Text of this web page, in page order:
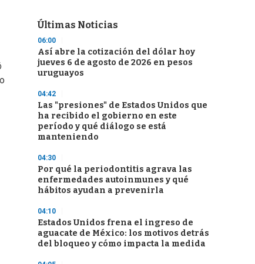
Últimas Noticias
06:00
Así abre la cotización del dólar hoy
jueves 6 de agosto de 2026 en pesos
uruguayos
04:42
Las "presiones" de Estados Unidos que
ha recibido el gobierno en este
período y qué diálogo se está
manteniendo
04:30
Por qué la periodontitis agrava las
enfermedades autoinmunes y qué
hábitos ayudan a prevenirla
04:10
Estados Unidos frena el ingreso de
aguacate de México: los motivos detrás
del bloqueo y cómo impacta la medida